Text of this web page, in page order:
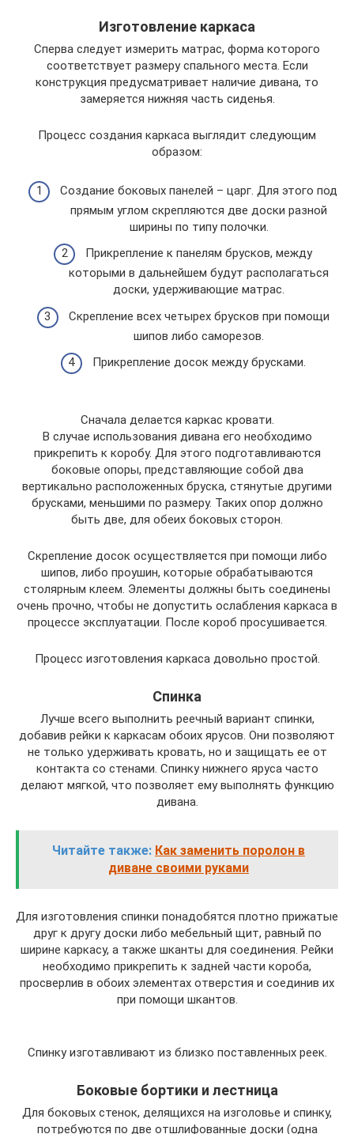
Изготовление каркаса
Сперва следует измерить матрас, форма которого
соответствует размеру спального места. Если
конструкция предусматривает наличие дивана, то
замеряется нижняя часть сиденья.
Процесс создания каркаса выглядит следующим
образом:
Создание боковых панелей – царг. Для этого под
прямым углом скрепляются две доски разной
ширины по типу полочки.
Прикрепление к панелям брусков, между
которыми в дальнейшем будут располагаться
доски, удерживающие матрас.
Скрепление всех четырех брусков при помощи
шипов либо саморезов.
Прикрепление досок между брусками.
Сначала делается каркас кровати.
В случае использования дивана его необходимо
прикрепить к коробу. Для этого подготавливаются
боковые опоры, представляющие собой два
вертикально расположенных бруска, стянутые другими
брусками, меньшими по размеру. Таких опор должно
быть две, для обеих боковых сторон.
Скрепление досок осуществляется при помощи либо
шипов, либо проушин, которые обрабатываются
столярным клеем. Элементы должны быть соединены
очень прочно, чтобы не допустить ослабления каркаса в
процессе эксплуатации. После короб просушивается.
Процесс изготовления каркаса довольно простой.
Спинка
Лучше всего выполнить реечный вариант спинки,
добавив рейки к каркасам обоих ярусов. Они позволяют
не только удерживать кровать, но и защищать ее от
контакта со стенами. Спинку нижнего яруса часто
делают мягкой, что позволяет ему выполнять функцию
дивана.
Читайте также: Как заменить поролон в
диване своими руками
Для изготовления спинки понадобятся плотно прижатые
друг к другу доски либо мебельный щит, равный по
ширине каркасу, а также шканты для соединения. Рейки
необходимо прикрепить к задней части короба,
просверлив в обоих элементах отверстия и соединив их
при помощи шкантов.
Спинку изготавливают из близко поставленных реек.
Боковые бортики и лестница
Для боковых стенок, делящихся на изголовье и спинку,
потребуются по две отшлифованные доски (одна